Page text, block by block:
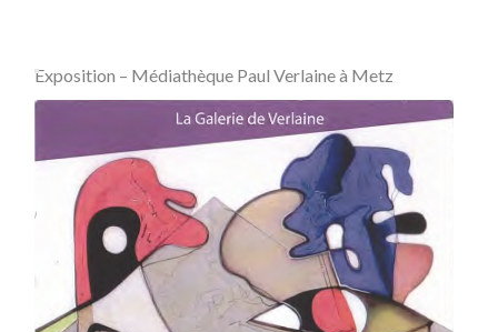
Exposition – Médiathèque Paul Verlaine à Metz